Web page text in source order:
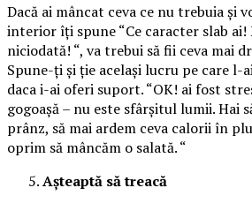
Dacă ai mâncat ceva ce nu trebuia și
interior îți spune “Ce caracter slab ai!
niciodată! “, va trebui să fii ceva mai
Spune-ți și ție același lucru pe care l-
daca i-ai oferi suport. “OK! ai fost
gogoașă – nu este sfârșitul lumii. Hai
prânz, să mai ardem ceva calorii în
oprim să mâncăm o salată. “
Așteaptă să treacă